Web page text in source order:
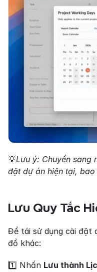
💡Lưu ý: Chuyển sang
đặt dự án hiện tại,
Lưu Quy Tắc
Để tái sử dụng cài đặt
đồ khác:
1️⃣ Nhấn Lưu thành